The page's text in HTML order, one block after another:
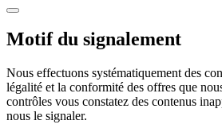
Motif du signalement
Nous effectuons systématiquement des
légalité et la conformité des offres que
contrôles vous constatez des contenus
nous le signaler.